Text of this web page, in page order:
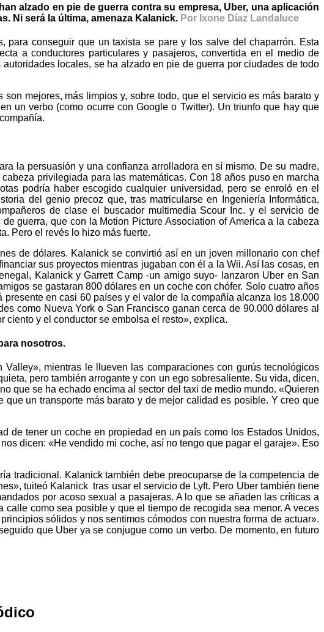
alzado en pie de guerra contra su empresa, Uber, una aplicación
Ni será la última, amenaza Kalanick. Por Ixone Díaz Landaluce
para conseguir que un taxista se pare y los salve del chaparrón. Esta
a conductores particulares y pasajeros, convertida en el medio de
locales, se ha alzado en pie de guerra por ciudades de todo
mejores, más limpios y, sobre todo, que el servicio es más barato y
un verbo (como ocurre con Google o Twitter). Un triunfo que hay que
la persuasión y una confianza arrolladora en sí mismo. De su madre,
privilegiada para las matemáticas. Con 18 años puso en marcha
podría haber escogido cualquier universidad, pero se enroló en el
del genio precoz que, tras matricularse en Ingeniería Informática,
de clase el buscador multimedia Scour Inc. y el servicio de
guerra, que con la Motion Picture Association of America a la cabeza
Pero el revés lo hizo más fuerte.
de dólares. Kalanick se convirtió así en un joven millonario con chef
sus proyectos mientras jugaban con él a la Wii. Así las cosas, en
Kalanick y Garrett Camp -un amigo suyo- lanzaron Uber en San
se gastaran 800 dólares en un coche con chófer. Solo cuatro años
en casi 60 países y el valor de la compañía alcanza los 18.000
como Nueva York o San Francisco ganan cerca de 90.000 dólares al
y el conductor se embolsa el resto», explica.
nosotros.
mientras le llueven las comparaciones con gurús tecnológicos
pero también arrogante y con un ego sobresaliente. Su vida, dicen,
que se ha echado encima al sector del taxi de medio mundo. «Quieren
un transporte más barato y de mejor calidad es posible. Y creo que
de tener un coche en propiedad en un país como los Estados Unidos,
dicen: «He vendido mi coche, así no tengo que pagar el garaje». Eso
tradicional. Kalanick también debe preocuparse de la competencia de
tuiteó Kalanick tras usar el servicio de Lyft. Pero Uber también tiene
por acoso sexual a pasajeras. A lo que se añaden las críticas a
como sea posible y que el tiempo de recogida sea menor. A veces
sólidos y nos sentimos cómodos con nuestra forma de actuar».
que Uber ya se conjugue como un verbo. De momento, en futuro